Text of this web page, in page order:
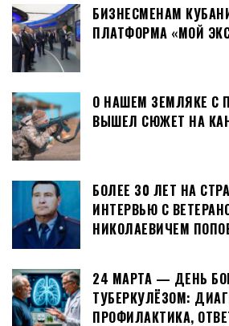
БИЗНЕСМЕНАМ
ПЛАТФОРМА «МОЙ
О НАШЕМ ЗЕМЛЯКЕ С
ВЫШЕЛ СЮЖЕТ НА
БОЛЕЕ 30 ЛЕТ НА
ИНТЕРВЬЮ С
НИКОЛАЕВИЧЕМ
24 МАРТА — ДЕНЬ
ТУБЕРКУЛЁЗОМ:
ПРОФИЛАКТИКА,